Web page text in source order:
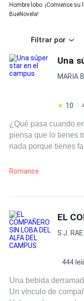
Hombre lobo. ¡Comience
BueNovela!
Filtrar por
Una
MARIA
10
¿Qué pasa cuando
piensa que lo tienes todo? Piensan que no
nada porque tienes
corazón. L-J Thomson es una súper star de Veinte años
que quiere cosas
nunca pensó que
encontrará amigos
también enemigos
su camino. Todo esto irá bien, siempre y cuando guarde
su secreto. Nadie en
Romance
S.J. RAE
444
Una bebida
Un vínculo de